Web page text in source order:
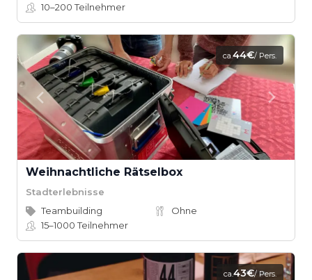
10–200Teilnehmer
ca.44€/ Pers.
Weihnachtliche Rätselbox
Stadterlebnisse
Teambuilding
Ohne
15–1000Teilnehmer
ca.43€/ Pers.